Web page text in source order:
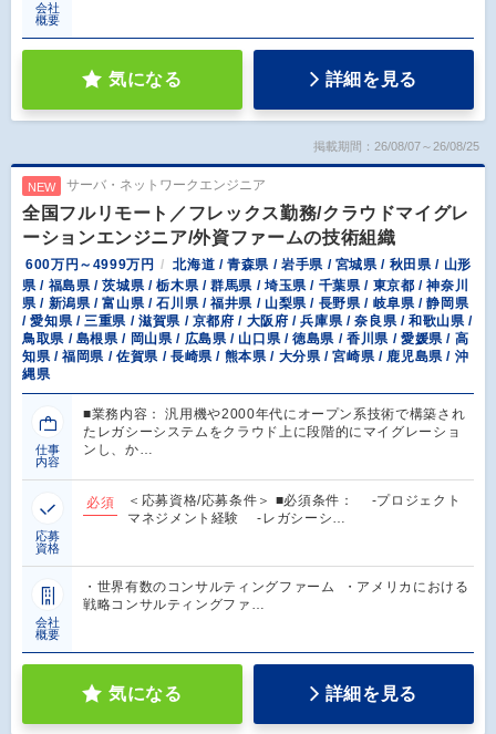
会社
概要
気になる 詳細を見る
掲載期間：26/08/07～26/08/25
NEW サーバ・ネットワークエンジニア
全国フルリモート／フレックス勤務/クラウドマイグレ
ーションエンジニア/外資ファームの技術組織
600万円～4999万円
北海道 / 青森県 / 岩手県 / 宮城県 / 秋田県 / 山形
県 / 福島県 / 茨城県 / 栃木県 / 群馬県 / 埼玉県 / 千葉県 / 東京都 / 神奈川
県 / 新潟県 / 富山県 / 石川県 / 福井県 / 山梨県 / 長野県 / 岐阜県 / 静岡県
/ 愛知県 / 三重県 / 滋賀県 / 京都府 / 大阪府 / 兵庫県 / 奈良県 / 和歌山県 /
鳥取県 / 島根県 / 岡山県 / 広島県 / 山口県 / 徳島県 / 香川県 / 愛媛県 / 高
知県 / 福岡県 / 佐賀県 / 長崎県 / 熊本県 / 大分県 / 宮崎県 / 鹿児島県 / 沖
縄県
仕事
内容
■業務内容： 汎用機や2000年代にオープン系技術で構築され
たレガシーシステムをクラウド上に段階的にマイグレーショ
ンし、か…
応募
資格
必須
＜応募資格/応募条件＞ ■必須条件： -プロジェクト
マネジメント経験 -レガシーシ…
会社
概要
・世界有数のコンサルティングファーム ・アメリカにおける
戦略コンサルティングファ…
気になる 詳細を見る